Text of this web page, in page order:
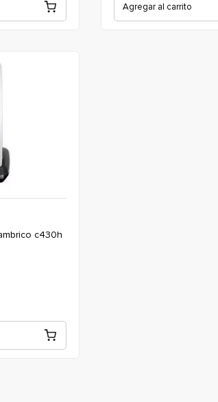
Agregar al carrito